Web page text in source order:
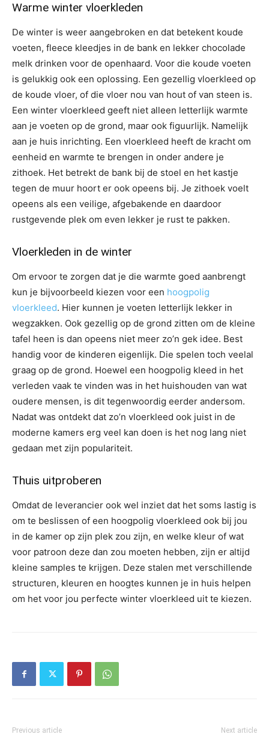
Warme winter vloerkleden
De winter is weer aangebroken en dat betekent koude
voeten, fleece kleedjes in de bank en lekker chocolade
melk drinken voor de openhaard. Voor die koude voeten
is gelukkig ook een oplossing. Een gezellig vloerkleed op
de koude vloer, of die vloer nou van hout of van steen is.
Een winter vloerkleed geeft niet alleen letterlijk warmte
aan je voeten op de grond, maar ook figuurlijk. Namelijk
aan je huis inrichting. Een vloerkleed heeft de kracht om
eenheid en warmte te brengen in onder andere je
zithoek. Het betrekt de bank bij de stoel en het kastje
tegen de muur hoort er ook opeens bij. Je zithoek voelt
opeens als een veilige, afgebakende en daardoor
rustgevende plek om even lekker je rust te pakken.
Vloerkleden in de winter
Om ervoor te zorgen dat je die warmte goed aanbrengt
kun je bijvoorbeeld kiezen voor een hoogpolig
vloerkleed. Hier kunnen je voeten letterlijk lekker in
wegzakken. Ook gezellig op de grond zitten om de kleine
tafel heen is dan opeens niet meer zo’n gek idee. Best
handig voor de kinderen eigenlijk. Die spelen toch veelal
graag op de grond. Hoewel een hoogpolig kleed in het
verleden vaak te vinden was in het huishouden van wat
oudere mensen, is dit tegenwoordig eerder andersom.
Nadat was ontdekt dat zo’n vloerkleed ook juist in de
moderne kamers erg veel kan doen is het nog lang niet
gedaan met zijn populariteit.
Thuis uitproberen
Omdat de leverancier ook wel inziet dat het soms lastig is
om te beslissen of een hoogpolig vloerkleed ook bij jou
in de kamer op zijn plek zou zijn, en welke kleur of wat
voor patroon deze dan zou moeten hebben, zijn er altijd
kleine samples te krijgen. Deze stalen met verschillende
structuren, kleuren en hoogtes kunnen je in huis helpen
om het voor jou perfecte winter vloerkleed uit te kiezen.
Previous article Next article